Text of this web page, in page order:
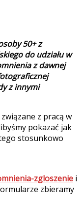
50+ z
do udziału w
z dawnej
z innymi
z pracą w
pokazać jak
stosunkowo
zgloszenie i
zbieramy